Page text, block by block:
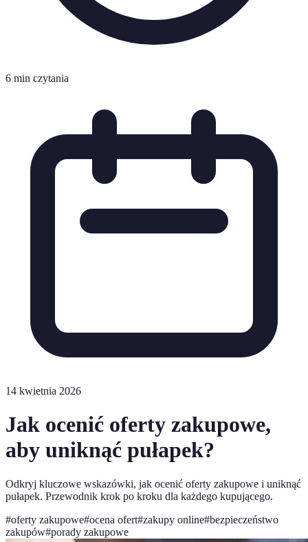
6 min czytania
14 kwietnia 2026
Jak ocenić oferty zakupowe,
aby uniknąć pułapek?
Odkryj kluczowe wskazówki, jak ocenić oferty zakupowe i uniknąć
pułapek. Przewodnik krok po kroku dla każdego kupującego.
#oferty zakupowe#ocena ofert#zakupy online#bezpieczeństwo
zakupów#porady zakupowe